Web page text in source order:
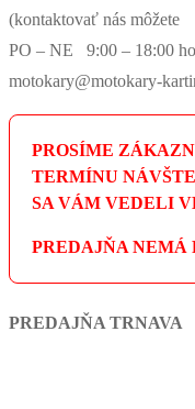
(kontaktovať nás môžete
PO – NE 9:00 – 18:00
motokary@motokary-
PROSÍME
TERMÍNU
SA VÁM VEDELI
PREDAJŇA NEMÁ
PREDAJŇA TRNAVA